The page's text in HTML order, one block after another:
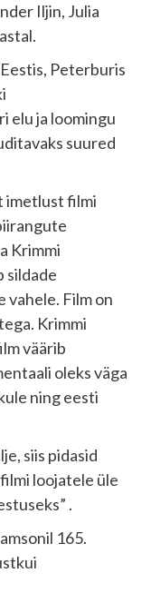
Iljin, Julia
Peterburis
elu ja loomingu
suured
imetlust filmi
Krimmi
sildade
vahele. Film on
Krimmi
väärib
oleks väga
ning eesti
siis pidasid
loojatele üle
.
165.